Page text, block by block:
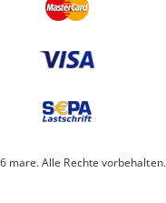
mare. Alle Rechte vorbehalten.